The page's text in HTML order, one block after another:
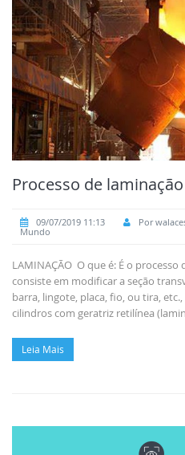
Processo de
09/07/2019 11:13 Por
Mundo
LAMINAÇÃO O que é: É o
consiste em modificar a seção
barra, lingote, placa, fio, ou tira,
cilindros com geratriz retilínea
Leia Mais